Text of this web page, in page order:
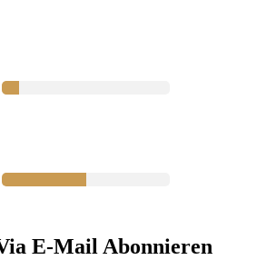
E-Mail Abonnieren